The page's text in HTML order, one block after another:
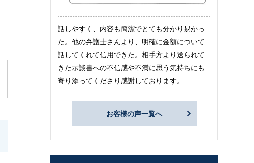
話しやすく、内容も簡潔でとても分かり易かっ
た。他の弁護士さんより、明確に金額について
話してくれて信用できた。相手方より送られて
きた示談書への不信感や不満に思う気持ちにも
寄り添ってくださり感謝しております。
お客様の声一覧へ